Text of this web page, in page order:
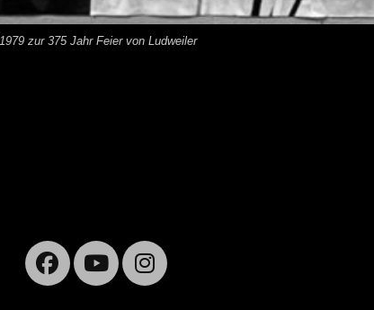
1979 zur 375 Jahr Feier von Ludweiler
Facebook
YouTube
Instagram